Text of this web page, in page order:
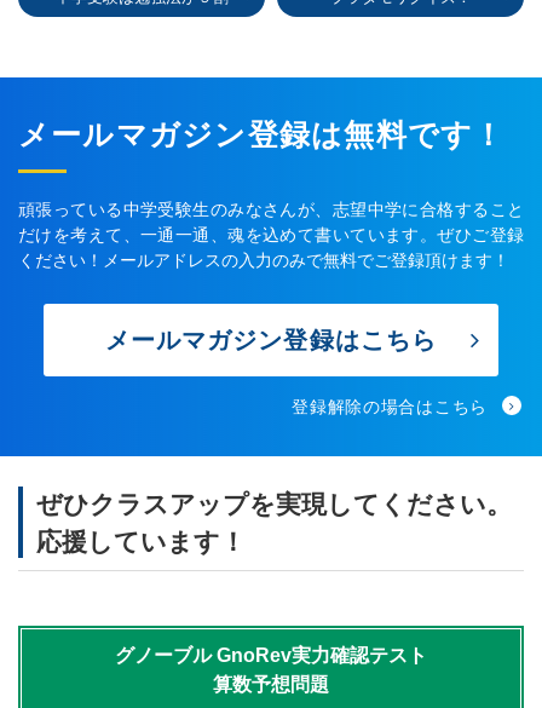
メールマガジン登録は無料です！
頑張っている中学受験生のみなさんが、志望中学に合格すること
だけを考えて、一通一通、魂を込めて書いています。ぜひご登録
ください！メールアドレスの入力のみで無料でご登録頂けます！
メールマガジン登録はこちら
登録解除の場合はこちら
ぜひクラスアップを実現してください。
応援しています！
グノーブルGnoRev実力確認テスト
算数予想問題